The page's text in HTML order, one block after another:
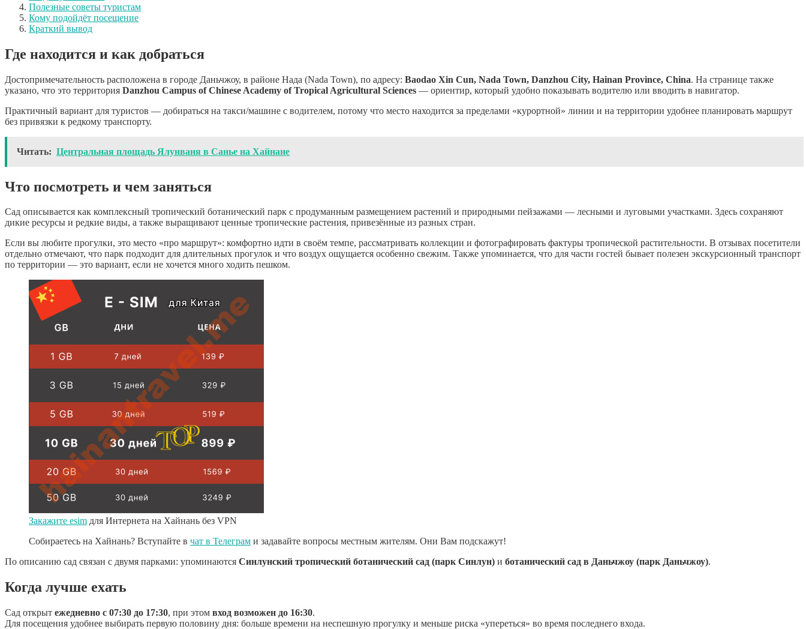
Полезные советы туристам
Кому подойдёт посещение
Краткий вывод
Где находится и как добраться
Достопримечательность расположена в городе Даньчжоу, в районе Нада (Nada Town), по адресу: Baodao Xin Cun, Nada Town, Danzhou City, Hainan Province, China. На странице также
указано, что это территория Danzhou Campus of Chinese Academy of Tropical Agricultural Sciences — ориентир, который удобно показывать водителю или вводить в навигатор.
Практичный вариант для туристов — добираться на такси/машине с водителем, потому что место находится за пределами «курортной» линии и на территории удобнее планировать маршрут
без привязки к редкому транспорту.
Читать: Центральная площадь Ялунваня в Санье на Хайнане
Что посмотреть и чем заняться
Сад описывается как комплексный тропический ботанический парк с продуманным размещением растений и природными пейзажами — лесными и луговыми участками. Здесь сохраняют
дикие ресурсы и редкие виды, а также выращивают ценные тропические растения, привезённые из разных стран.
Если вы любите прогулки, это место «про маршрут»: комфортно идти в своём темпе, рассматривать коллекции и фотографировать фактуры тропической растительности. В отзывах посетители
отдельно отмечают, что парк подходит для длительных прогулок и что воздух ощущается особенно свежим. Также упоминается, что для части гостей бывает полезен экскурсионный транспорт
по территории — это вариант, если не хочется много ходить пешком.
Закажите esim для Интернета на Хайнань без VPN
Собираетесь на Хайнань? Вступайте в чат в Телеграм и задавайте вопросы местным жителям. Они Вам подскажут!
По описанию сад связан с двумя парками: упоминаются Синлунский тропический ботанический сад (парк Синлун) и ботанический сад в Даньчжоу (парк Даньчжоу).
Когда лучше ехать
Сад открыт ежедневно с 07:30 до 17:30, при этом вход возможен до 16:30.
Для посещения удобнее выбирать первую половину дня: больше времени на неспешную прогулку и меньше риска «упереться» во время последнего входа.